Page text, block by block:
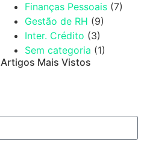
Finanças Pessoais (7)
Gestão de RH (9)
Inter. Crédito (3)
Sem categoria (1)
Artigos Mais Vistos